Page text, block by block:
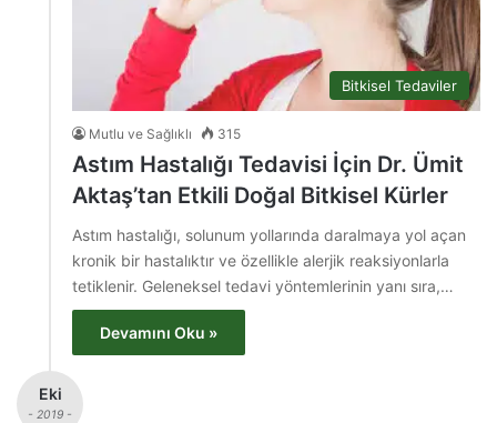
Bitkisel Tedaviler
Mutlu ve Sağlıklı 315
Astım Hastalığı Tedavisi İçin Dr. Ümit
Aktaş’tan Etkili Doğal Bitkisel Kürler
Astım hastalığı, solunum yollarında daralmaya yol açan
kronik bir hastalıktır ve özellikle alerjik reaksiyonlarla
tetiklenir. Geleneksel tedavi yöntemlerinin yanı sıra,…
Devamını Oku »
Eki
- 2019 -